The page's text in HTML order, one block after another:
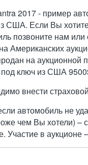
2017 - пример
США. Если Вы
позвоните нам или
Американских
на аукционной
ключ из США
внести
автомобиль не
чем Вы хотели) –
Участие в аукционе